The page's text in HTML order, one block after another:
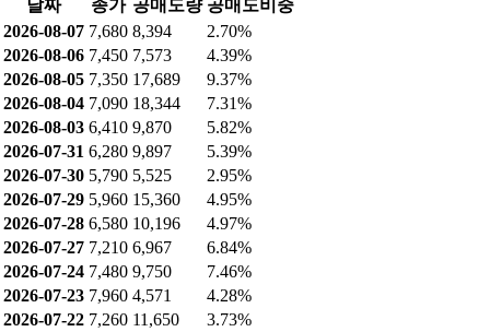
날짜 종가 공매도량 공매도비중
2026-08-07 7,680 8,394
2.70%
2026-08-06 7,450 7,573
4.39%
2026-08-05 7,350 17,689
9.37%
2026-08-04 7,090 18,344
7.31%
2026-08-03 6,410 9,870
5.82%
2026-07-31 6,280 9,897
5.39%
2026-07-30 5,790 5,525
2.95%
2026-07-29 5,960 15,360
4.95%
2026-07-28 6,580 10,196
4.97%
2026-07-27 7,210 6,967
6.84%
2026-07-24 7,480 9,750
7.46%
2026-07-23 7,960 4,571
4.28%
2026-07-22 7,260 11,650
3.73%